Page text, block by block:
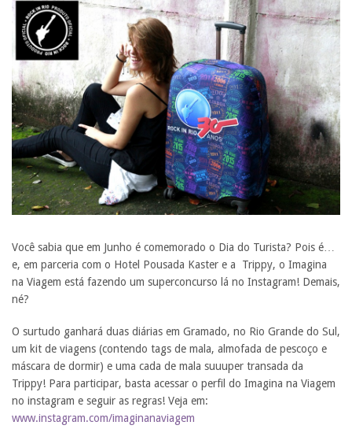
Você sabia que em Junho é comemorado o Dia do Turista? Pois é…
e, em parceria com o Hotel Pousada Kaster e a Trippy, o Imagina
na Viagem está fazendo um superconcurso lá no Instagram! Demais,
né?
O surtudo ganhará duas diárias em Gramado, no Rio Grande do Sul,
um kit de viagens (contendo tags de mala, almofada de pescoço e
máscara de dormir) e uma cada de mala suuuper transada da
Trippy! Para participar, basta acessar o perfil do Imagina na Viagem
no instagram e seguir as regras! Veja em:
www.instagram.com/imaginanaviagem